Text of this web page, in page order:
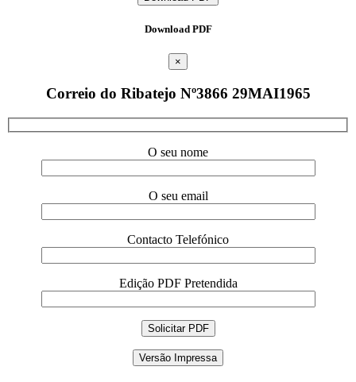
Download PDF
×
Correio do Ribatejo Nº3866 29MAI1965
O seu nome
O seu email
Contacto Telefónico
Edição PDF Pretendida
Versão Impressa